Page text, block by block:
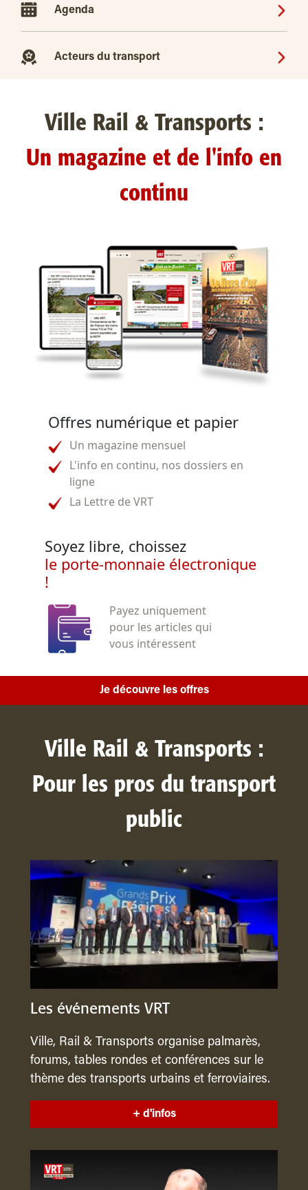
Agenda
Acteurs du transport
Ville Rail & Transports :
Un magazine et de l'info en
continu
Offres numérique et papier
Un magazine mensuel
L'info en continu, nos dossiers en
ligne
La Lettre de VRT
Soyez libre, choissez
le porte-monnaie électronique
!
Payez uniquement
pour les articles qui
vous intéressent
Je découvre les offres
Ville Rail & Transports :
Pour les pros du transport
public
Les événements VRT
Ville, Rail & Transports organise palmarès,
forums, tables rondes et conférences sur le
thème des transports urbains et ferroviaires.
+ d'infos